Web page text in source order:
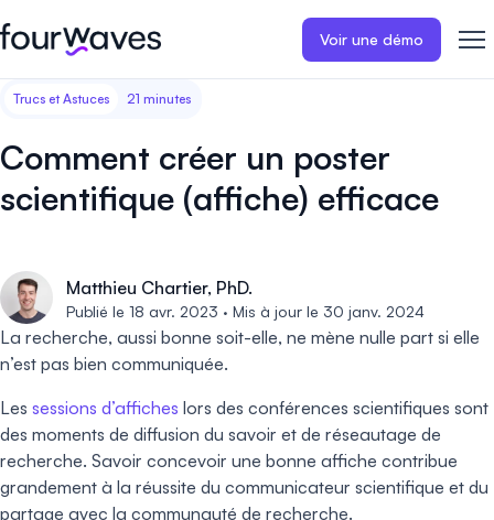
Voir une démo
Site web événementiel
d'événement moderne et
soumissions de résumés.
Programme
Construisez et publiez
votre événement.
Sessions
Organisez
d'affiches
engageantes.
Blogue
Notre histoire
Contactez-nous
Récits de clients
Témoignages ❤️
Trucs et Astuces 21 minutes
Comment créer un poster
scientifique (affiche) efficace
Matthieu Chartier, PhD.
Publié le 18 avr. 2023 · Mis à jour le 30 janv. 2024
La recherche, aussi bonne soit-elle, ne mène nulle part si elle
n’est pas bien communiquée.
Les sessions d’affiches lors des conférences scientifiques sont
des moments de diffusion du savoir et de réseautage de
recherche. Savoir concevoir une bonne affiche contribue
grandement à la réussite du communicateur scientifique et du
partage avec la communauté de recherche.